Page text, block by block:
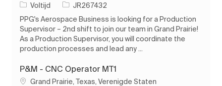
Soort baan
Voltijd Taak-ID
JR267432
PPG's Aerospace Business is looking for a Production
Supervisor – 2nd shift to join our team in Grand Prairie!
As a Production Supervisor, you will coordinate the
production processes and lead any ...
P&M - CNC Operator MT1
PlaatsGrand Prairie, Texas, Verenigde Staten